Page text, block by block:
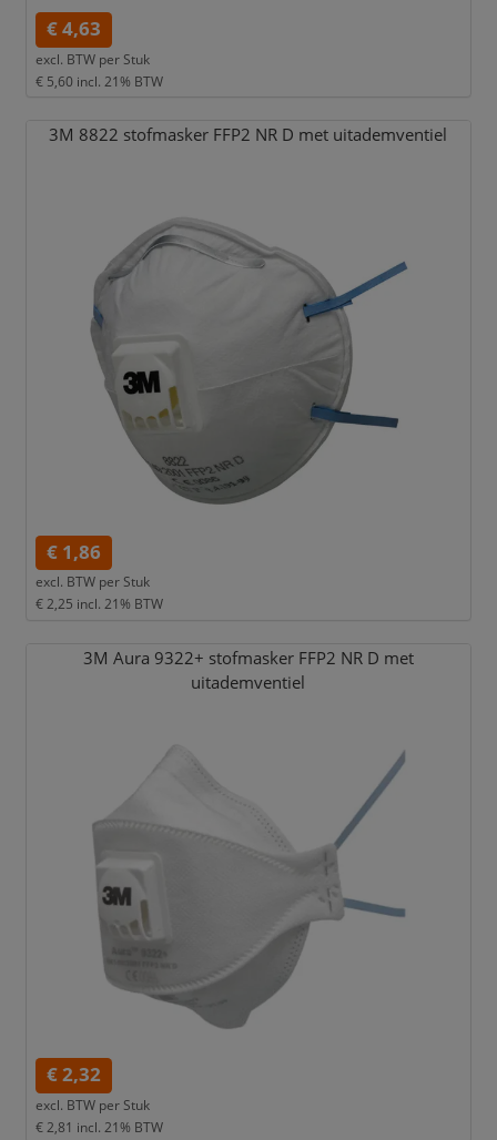
€ 4,63
excl. BTW per Stuk
€ 5,60 incl. 21% BTW
3M 8822 stofmasker FFP2 NR D met uitademventiel
€ 1,86
excl. BTW per Stuk
€ 2,25 incl. 21% BTW
3M Aura 9322+ stofmasker FFP2 NR D met
uitademventiel
€ 2,32
excl. BTW per Stuk
€ 2,81 incl. 21% BTW